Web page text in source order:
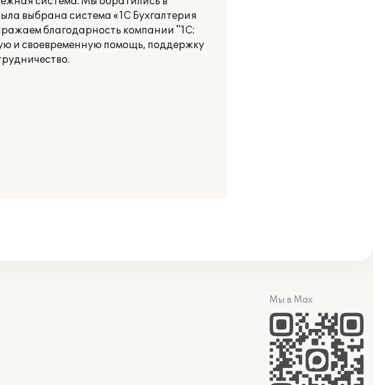
выбрана система «1С Бухгалтерия
благодарность компании "1С:
и своевременную помощь, поддержку
Мы в Max